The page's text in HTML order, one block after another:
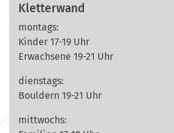
Kletterwand
montags:
Kinder 17-19 Uhr
Erwachsene 19-21 Uhr
dienstags:
Bouldern 19-21 Uhr
mittwochs: